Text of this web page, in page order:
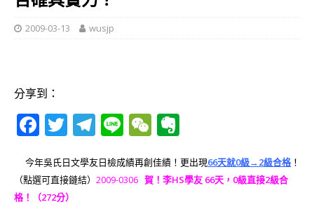
2009-03-13 wusjp
分享到：
F
c
e
T
it
te
T
e
g
Li
e
W
C
h
e
r
今年吳氏日文學友日檢成績再創佳績！更出現66天就0級→2級合格！
（點選可直接鏈結） 2009-0306 賀！李HS學友 66天，0級直接2級合
格！（272分）